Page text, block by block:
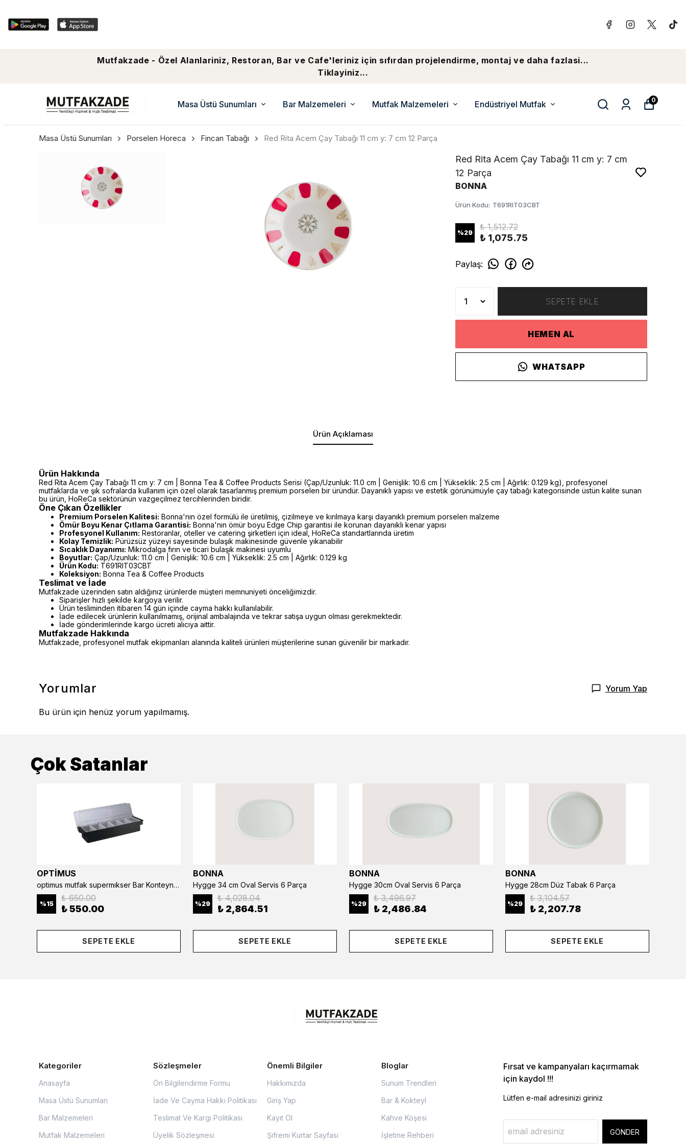
Mutfakzade - Özel Alanlariniz, Restoran, Bar ve Cafe'leriniz için sıfırdan projelendirme, montaj ve daha fazlasi...
Tiklayiniz...
Masa Üstü Sunumları Bar Malzemeleri Mutfak Malzemeleri Endüstriyel Mutfak 0
Masa Üstü Sunumları Porselen Horeca Fincan Tabağı Red Rita Acem Çay Tabağı 11 cm y: 7 cm 12 Parça
Red Rita Acem Çay Tabağı 11 cm y: 7 cm
12 Parça
BONNA
Ürün Kodu: T691RIT03CBT
%29
₺ 1,512.72
₺ 1,075.75
Paylaş:
SEPETE EKLE
HEMEN AL
WHATSAPP
Ürün Açıklaması
Ürün Hakkında
Red Rita Acem Çay Tabağı 11 cm y: 7 cm | Bonna Tea & Coffee Products Serisi (Çap/Uzunluk: 11.0 cm | Genişlik: 10.6 cm | Yükseklik: 2.5 cm | Ağırlık: 0.129 kg), profesyonel
mutfaklarda ve şık sofralarda kullanım için özel olarak tasarlanmış premium porselen bir üründür. Dayanıklı yapısı ve estetik görünümüyle çay tabağı kategorisinde üstün kalite sunan
bu ürün, HoReCa sektörünün vazgeçilmez tercihlerinden biridir.
Öne Çıkan Özellikler
Premium Porselen Kalitesi: Bonna'nın özel formülü ile üretilmiş, çizilmeye ve kırılmaya karşı dayanıklı premium porselen malzeme
Ömür Boyu Kenar Çıtlama Garantisi: Bonna'nın ömür boyu Edge Chip garantisi ile korunan dayanıklı kenar yapısı
Profesyonel Kullanım: Restoranlar, oteller ve catering şirketleri için ideal, HoReCa standartlarında üretim
Kolay Temizlik: Pürüzsüz yüzeyi sayesinde bulaşık makinesinde güvenle yıkanabilir
Sıcaklık Dayanımı: Mikrodalga fırın ve ticari bulaşık makinesi uyumlu
Boyutlar: Çap/Uzunluk: 11.0 cm | Genişlik: 10.6 cm | Yükseklik: 2.5 cm | Ağırlık: 0.129 kg
Ürün Kodu: T691RIT03CBT
Koleksiyon: Bonna Tea & Coffee Products
Teslimat ve İade
Mutfakzade üzerinden satın aldığınız ürünlerde müşteri memnuniyeti önceliğimizdir.
Siparişler hızlı şekilde kargoya verilir.
Ürün tesliminden itibaren 14 gün içinde cayma hakkı kullanılabilir.
İade edilecek ürünlerin kullanılmamış, orijinal ambalajında ve tekrar satışa uygun olması gerekmektedir.
İade gönderimlerinde kargo ücreti alıcıya aittir.
Mutfakzade Hakkında
Mutfakzade, profesyonel mutfak ekipmanları alanında kaliteli ürünleri müşterilerine sunan güvenilir bir markadır.
Yorumlar Yorum Yap
Bu ürün için henüz yorum yapılmamış.
Çok Satanlar
OPTİMUS
optimus mutfak supermıkser Bar Konteyner 6'lı 50×16×9 cm Kapaklı Polikarbon Organizer Bar & Kafe
%15
₺ 650.00
₺ 550.00
SEPETE EKLE
BONNA
Hygge 34 cm Oval Servis 6 Parça
%29
₺ 4,028.04
₺ 2,864.51
SEPETE EKLE
BONNA
Hygge 30cm Oval Servis 6 Parça
%29
₺ 3,496.97
₺ 2,486.84
SEPETE EKLE
BONNA
Hygge 28cm Düz Tabak 6 Parça
%29
₺ 3,104.57
₺ 2,207.78
SEPETE EKLE
Kategoriler
Anasayfa
Masa Üstü Sunumları
Bar Malzemeleri
Mutfak Malzemeleri
Sözleşmeler
Ön Bilgilendirme Formu
İade Ve Cayma Hakkı Politikası
Teslimat Ve Kargı Politikası
Üyelik Sözleşmesi
Önemli Bilgiler
Hakkımızda
Giriş Yap
Kayıt Ol
Şifremi Kurtar Sayfası
Bloglar
Sunum Trendleri
Bar & Kokteyl
Kahve Köşesi
İşletme Rehberi
Fırsat ve kampanyaları kaçırmamak
için kaydol !!!
Lütfen e-mail adresinizi giriniz
GÖNDER